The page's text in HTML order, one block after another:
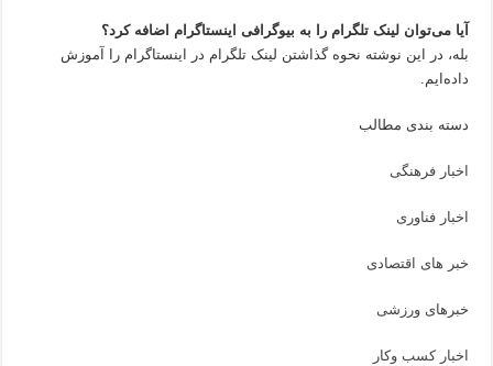
آیا می‌توان لینک تلگرام را به بیوگرافی اینستاگرام اضافه کرد؟
بله، در این نوشته نحوه گذاشتن لینک تلگرام در اینستاگرام را آموزش
داده‌ایم.
دسته بندی مطالب
اخبار فرهنگی
اخبار فناوری
خبر های اقتصادی
خبرهای ورزشی
اخبار کسب وکار